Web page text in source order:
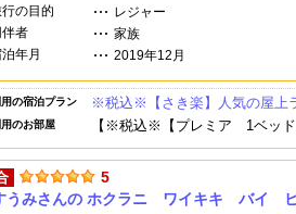
の目的
レジャー
伴者
家族
年月
2019年12月
用の宿泊プラン ※税込※【さき楽】人気の屋上
用のお部屋 【※税込※【プレミア 1ベッド
5
うみさんの ホクラニ ワイキキ バイ